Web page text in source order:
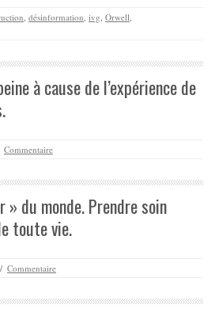
désinformation ivg Orwell
à cause de l’expérience de
Commentaire
du monde. Prendre soin
toute vie.
Commentaire